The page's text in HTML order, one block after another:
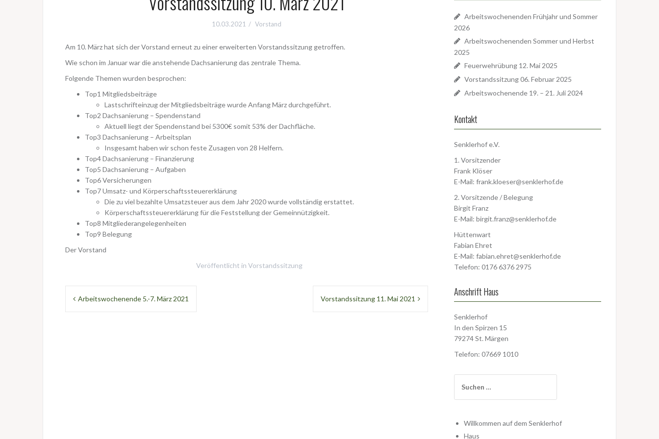
10.03.2021 Vorstand
Am 10. März hat sich der Vorstand erneut zu einer erweiterten Vorstandssitzung getroffen.
Wie schon im Januar war die anstehende Dachsanierung das zentrale Thema.
Folgende Themen wurden besprochen:
Top1 Mitgliedsbeiträge
Lastschrifteinzug der Mitgliedsbeiträge wurde Anfang März durchgeführt.
Top2 Dachsanierung – Spendenstand
Aktuell liegt der Spendenstand bei 5300€ somit 53% der Dachfläche.
Top3 Dachsanierung – Arbeitsplan
Insgesamt haben wir schon feste Zusagen von 28 Helfern.
Top4 Dachsanierung – Finanzierung
Top5 Dachsanierung – Aufgaben
Top6 Versicherungen
Top7 Umsatz- und Körperschaftssteuererklärung
Die zu viel bezahlte Umsatzsteuer aus dem Jahr 2020 wurde vollständig erstattet.
Körperschaftssteuererklärung für die Feststellung der Gemeinnützigkeit.
Top8 Mitgliederangelegenheiten
Top9 Belegung
Der Vorstand
Veröffentlicht in Vorstandssitzung
Beitragsnavigation
Arbeitswochenende 5.-7. März 2021 Vorstandssitzung 11. Mai 2021
Arbeitswochenenden Frühjahr und Sommer
2026
Arbeitswochenenden Sommer und Herbst
2025
Feuerwehrübung 12. Mai 2025
Vorstandssitzung 06. Februar 2025
Arbeitswochenende 19. – 21. Juli 2024
Kontakt
Senklerhof e.V.
1. Vorsitzender
Frank Klöser
E-Mail: frank.kloeser@senklerhof.de
2. Vorsitzende / Belegung
Birgit Franz
E-Mail: birgit.franz@senklerhof.de
Hüttenwart
Fabian Ehret
E-Mail: fabian.ehret@senklerhof.de
Telefon: 0176 6376 2975
Anschrift Haus
Senklerhof
In den Spirzen 15
79274 St. Märgen
Telefon: 07669 1010
nach:
Willkommen auf dem Senklerhof
Haus